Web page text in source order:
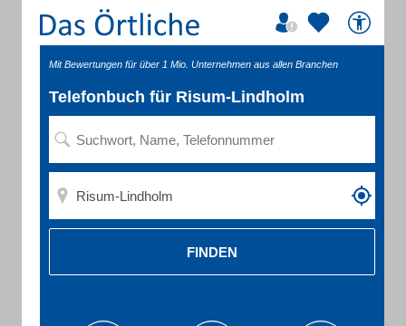
Mit Bewertungen für über 1 Mio. Unternehmen aus allen Branchen
Telefonbuch für Risum-Lindholm
FINDEN